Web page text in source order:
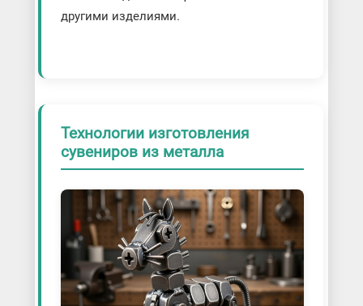
другими изделиями.
Технологии изготовления
сувениров из металла